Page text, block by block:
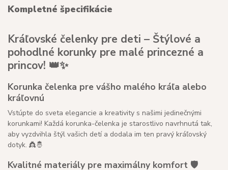
Kompletné špecifikácie
Kráľovské čelenky pre deti – Štýlové a
pohodlné korunky pre malé princezné a
princov! 👑✨
Korunka čelenka pre vášho malého kráľa alebo
kráľovnú
Vstúpte do sveta elegancie a kreativity s našimi jedinečnými
korunkami! Každá korunka-čelenka je starostlivo navrhnutá tak,
aby vyzdvihla štýl vašich detí a dodala im ten pravý kráľovský
dotyk. 👸🤴
Kvalitné materiály pre maximálny komfort 🛡️